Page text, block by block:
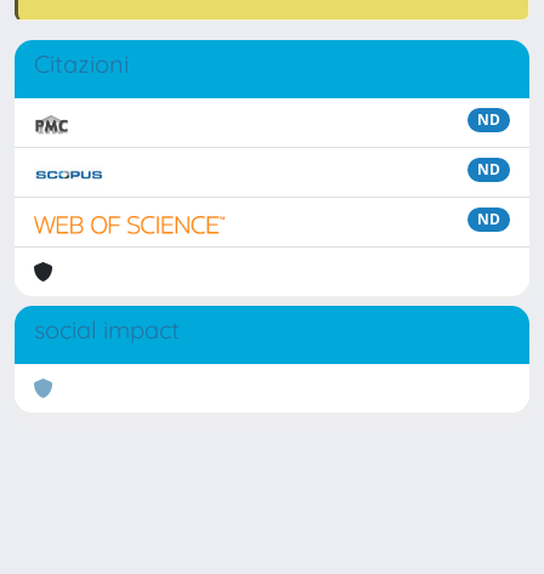
Citazioni
ND
ND
ND
social impact